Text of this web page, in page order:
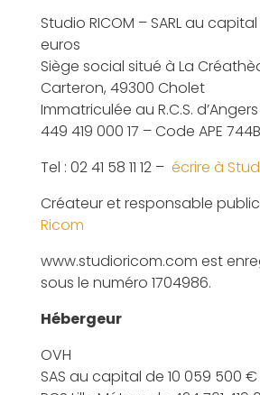
Studio RICOM – SARL au
euros
Siège social situé à La
Carteron, 49300 Cholet
Immatriculée au R.C.S.
449 419 000 17 – Code APE 744B
Tel : 02 41 58 11 12 – écrire à
Créateur et responsable
Ricom
www.studioricom.com est
sous le numéro 1704986.
Hébergeur
OVH
SAS au capital de 10 059 500 €